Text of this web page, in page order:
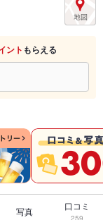
ント もらえる
写真 口コミ